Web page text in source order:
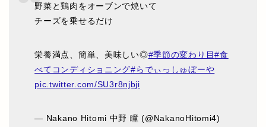
野菜と鶏肉をオーブンで焼いて
チーズを乗せるだけ
栄養満点、簡単、美味しい◎#季節の変わり目#食
べてコンディショニング#らでぃっしゅぼーや
pic.twitter.com/SU3r8njbji
— Nakano Hitomi 中野 瞳 (@NakanoHitomi4)